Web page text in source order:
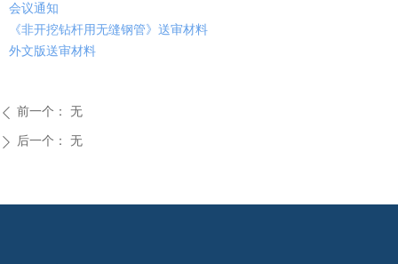
会议通知
《非开挖钻杆用无缝钢管》送审材料
外文版送审材料
ꄴ 前一个： 无
ꄲ 后一个： 无